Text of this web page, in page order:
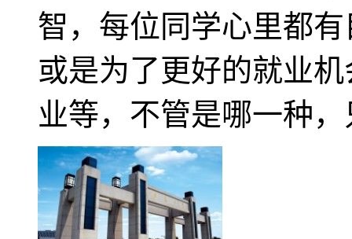
智，每位同学心里都
或是为了更好的就业
业等，不管是哪一种